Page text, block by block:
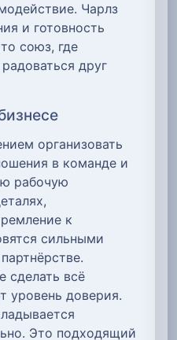
Чарлз
и готовность
союз, где
друг
организовать
в команде и
рабочую
к
сильными
сделать всё
уровень доверия.
Это подходящий